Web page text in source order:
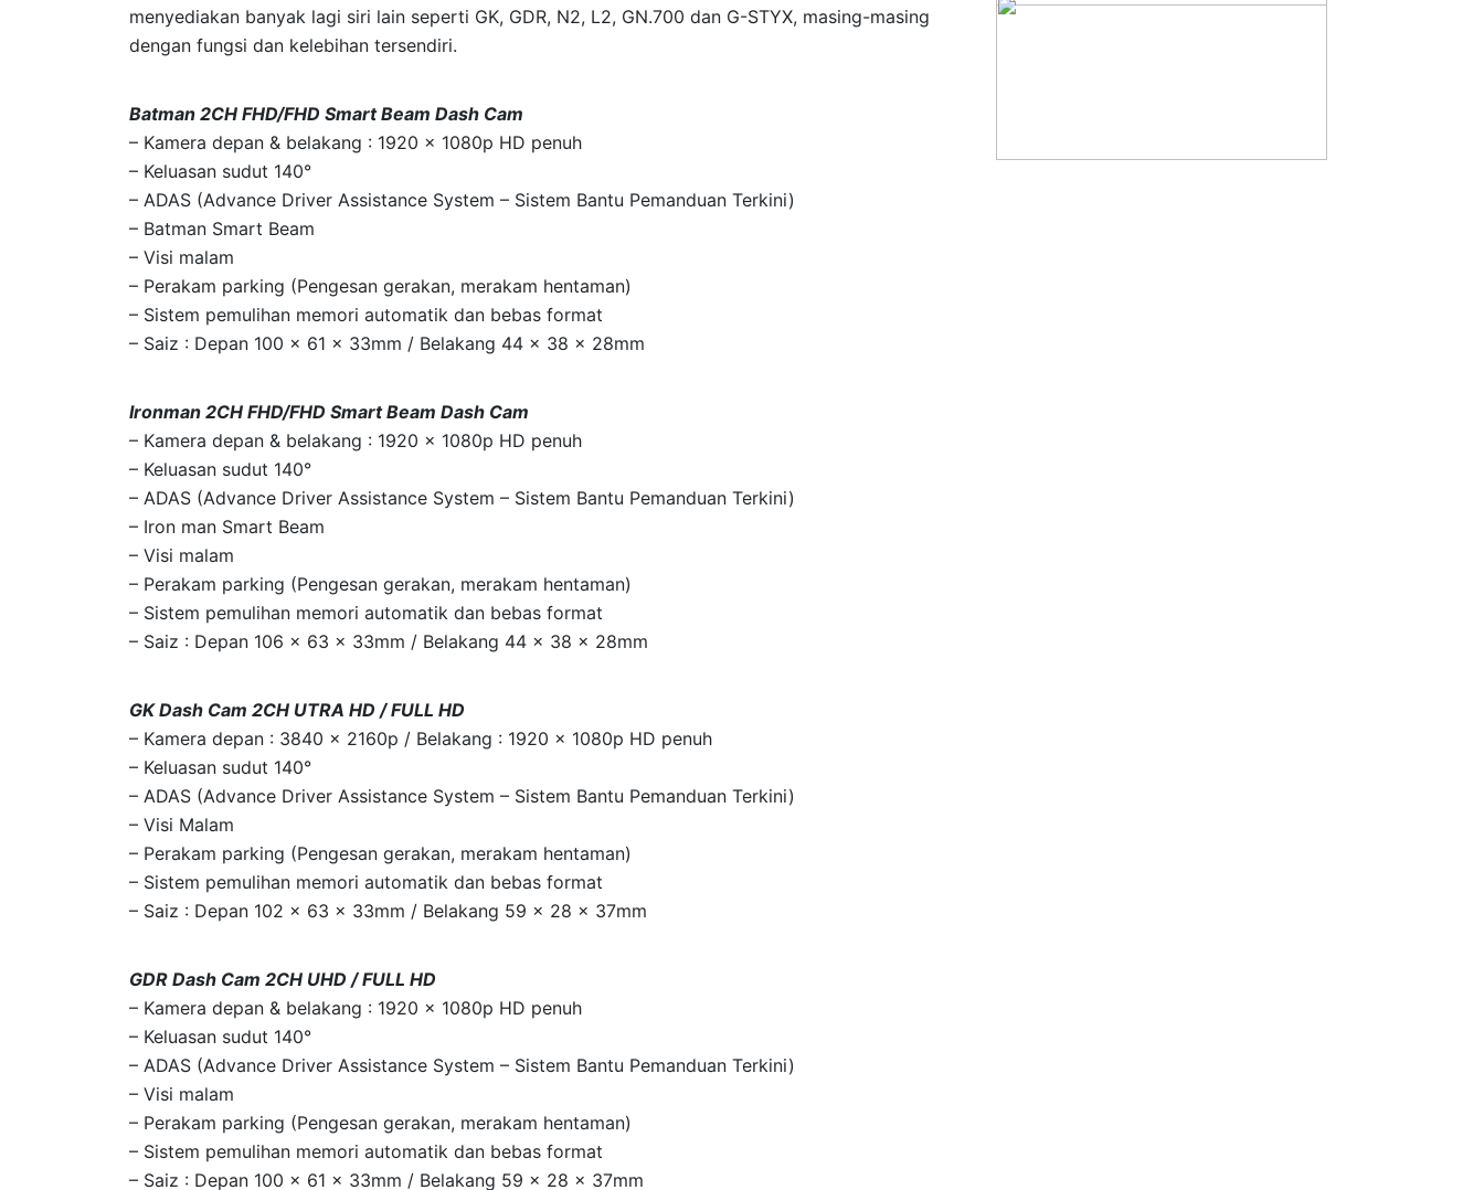
menyediakan banyak lagi siri lain seperti GK, GDR, N2, L2, GN.700 dan G-STYX, masing-masing
dengan fungsi dan kelebihan tersendiri.
Batman 2CH FHD/FHD Smart Beam Dash Cam
– Kamera depan & belakang : 1920 x 1080p HD penuh
– Keluasan sudut 140°
– ADAS (Advance Driver Assistance System – Sistem Bantu Pemanduan Terkini)
– Batman Smart Beam
– Visi malam
– Perakam parking (Pengesan gerakan, merakam hentaman)
– Sistem pemulihan memori automatik dan bebas format
– Saiz : Depan 100 x 61 x 33mm / Belakang 44 x 38 x 28mm
Ironman 2CH FHD/FHD Smart Beam Dash Cam
– Kamera depan & belakang : 1920 x 1080p HD penuh
– Keluasan sudut 140°
– ADAS (Advance Driver Assistance System – Sistem Bantu Pemanduan Terkini)
– Iron man Smart Beam
– Visi malam
– Perakam parking (Pengesan gerakan, merakam hentaman)
– Sistem pemulihan memori automatik dan bebas format
– Saiz : Depan 106 x 63 x 33mm / Belakang 44 x 38 x 28mm
GK Dash Cam 2CH UTRA HD / FULL HD
– Kamera depan : 3840 x 2160p / Belakang : 1920 x 1080p HD penuh
– Keluasan sudut 140°
– ADAS (Advance Driver Assistance System – Sistem Bantu Pemanduan Terkini)
– Visi Malam
– Perakam parking (Pengesan gerakan, merakam hentaman)
– Sistem pemulihan memori automatik dan bebas format
– Saiz : Depan 102 x 63 x 33mm / Belakang 59 x 28 x 37mm
GDR Dash Cam 2CH UHD / FULL HD
– Kamera depan & belakang : 1920 x 1080p HD penuh
– Keluasan sudut 140°
– ADAS (Advance Driver Assistance System – Sistem Bantu Pemanduan Terkini)
– Visi malam
– Perakam parking (Pengesan gerakan, merakam hentaman)
– Sistem pemulihan memori automatik dan bebas format
– Saiz : Depan 100 x 61 x 33mm / Belakang 59 x 28 x 37mm